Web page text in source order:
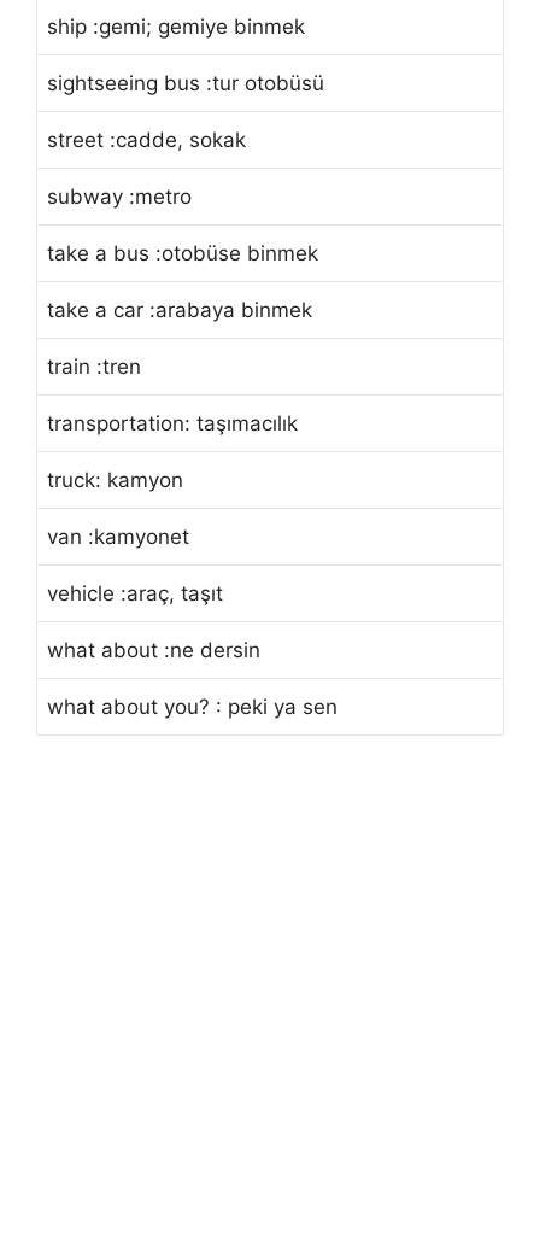
ship :gemi; gemiye binmek
sightseeing bus :tur otobüsü
street :cadde, sokak
subway :metro
take a bus :otobüse binmek
take a car :arabaya binmek
train :tren
transportation: taşımacılık
truck: kamyon
van :kamyonet
vehicle :araç, taşıt
what about :ne dersin
what about you? : peki ya sen